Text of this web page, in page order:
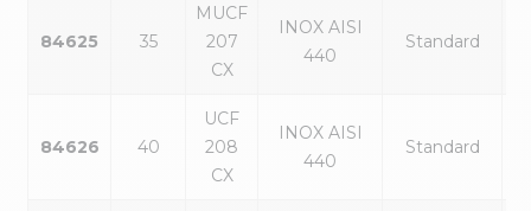
84625 35
MUCF
207
CX
INOX AISI
440
Standard
84626 40
UCF
208
CX
INOX AISI
440
Standard